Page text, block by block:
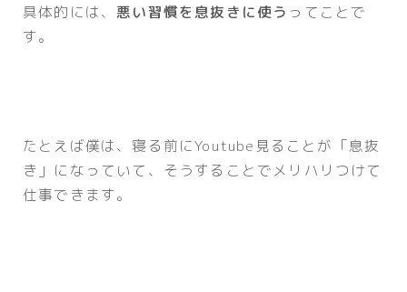
具体的には、 悪い習慣を息抜きに使う ってことで
す。
たとえば僕は、寝る前にYoutube見ることが「息抜
き」になっていて、そうすることでメリハリつけて
仕事できます。